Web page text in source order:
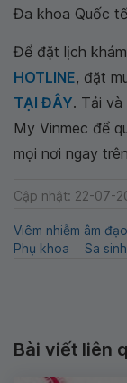
Đa khoa Quốc
Để đặt lịch
HOTLINE, đặt
TẠI ĐÂY. Tải
My Vinmec để
mọi nơi ngay
Cập nhật: 22-07-
Viêm nhiễm âm đạo
Phụ khoa
Sa
Bài viết liên